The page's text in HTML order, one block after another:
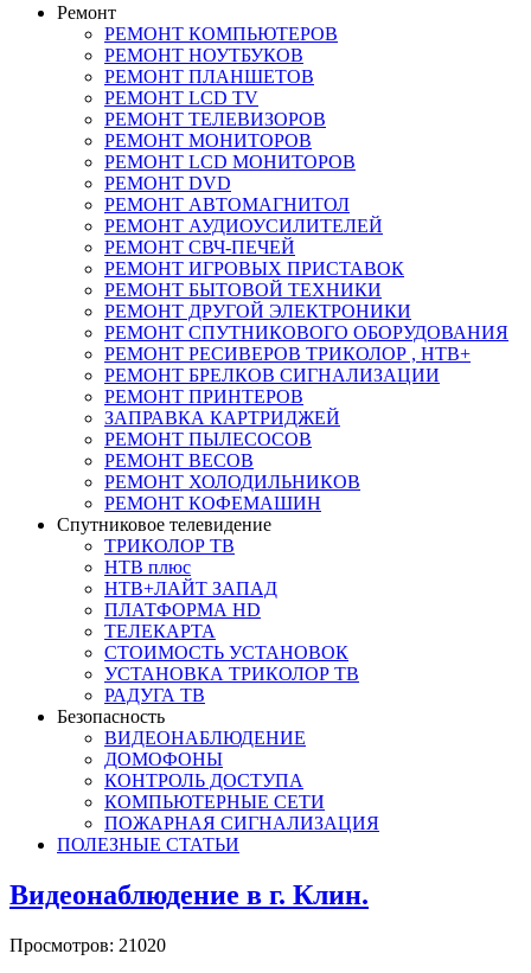
Ремонт
РЕМОНТ КОМПЬЮТЕРОВ
РЕМОНТ НОУТБУКОВ
РЕМОНТ ПЛАНШЕТОВ
РЕМОНТ LCD TV
РЕМОНТ ТЕЛЕВИЗОРОВ
РЕМОНТ МОНИТОРОВ
РЕМОНТ LCD МОНИТОРОВ
РЕМОНТ DVD
РЕМОНТ АВТОМАГНИТОЛ
РЕМОНТ АУДИОУСИЛИТЕЛЕЙ
РЕМОНТ СВЧ-ПЕЧЕЙ
РЕМОНТ ИГРОВЫХ ПРИСТАВОК
РЕМОНТ БЫТОВОЙ ТЕХНИКИ
РЕМОНТ ДРУГОЙ ЭЛЕКТРОНИКИ
РЕМОНТ СПУТНИКОВОГО ОБОРУДОВАНИЯ
РЕМОНТ РЕСИВЕРОВ ТРИКОЛОР , НТВ+
РЕМОНТ БРЕЛКОВ СИГНАЛИЗАЦИИ
РЕМОНТ ПРИНТЕРОВ
ЗАПРАВКА КАРТРИДЖЕЙ
РЕМОНТ ПЫЛЕСОСОВ
РЕМОНТ ВЕСОВ
РЕМОНТ ХОЛОДИЛЬНИКОВ
РЕМОНТ КОФЕМАШИН
Спутниковое телевидение
ТРИКОЛОР ТВ
НТВ плюс
НТВ+ЛАЙТ ЗАПАД
ПЛАТФОРМА HD
ТЕЛЕКАРТА
СТОИМОСТЬ УСТАНОВОК
УСТАНОВКА ТРИКОЛОР ТВ
РАДУГА ТВ
Безопасность
ВИДЕОНАБЛЮДЕНИЕ
ДОМОФОНЫ
КОНТРОЛЬ ДОСТУПА
КОМПЬЮТЕРНЫЕ СЕТИ
ПОЖАРНАЯ СИГНАЛИЗАЦИЯ
ПОЛЕЗНЫЕ СТАТЬИ
Видеонаблюдение в г. Клин.
Просмотров: 21020